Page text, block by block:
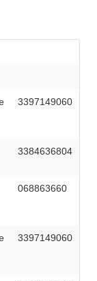
3397149060
3384636804
068863660
3397149060